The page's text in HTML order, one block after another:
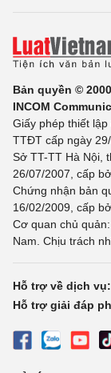
Bản quyền ©
INCOM
Giấy phép thiết
TTĐT cấp ngày
Sở TT-TT Hà Nội,
26/07/2007, cấp
Chứng nhận bản
16/02/2009, cấp
Cơ quan chủ
Nam. Chịu trách
Hỗ trợ về dịch vụ:
Hỗ trợ giải đáp